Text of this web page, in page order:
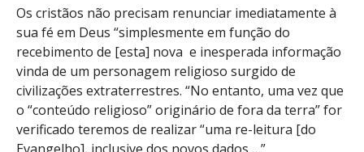
Os cristãos não precisam renunciar imediatamente à
sua fé em Deus “simplesmente em função do
recebimento de [esta] nova e inesperada informação
vinda de um personagem religioso surgido de
civilizações extraterrestres. “No entanto, uma vez que
o “conteúdo religioso” originário de fora da terra” for
verificado teremos de realizar “uma re-leitura [do
Evangelho], inclusive dos novos dados …”